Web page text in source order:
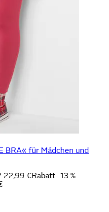
BRA« für Mädchen und
22,99 €Rabatt- 13 %